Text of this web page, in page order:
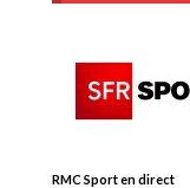
RMC Sport en direct